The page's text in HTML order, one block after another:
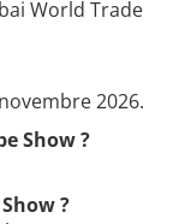
World Trade
2026.
Show ?
?